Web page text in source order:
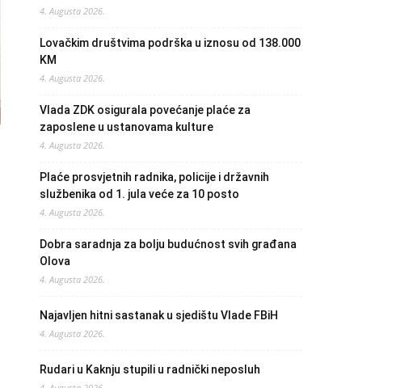
4. Augusta 2026.
Lovačkim društvima podrška u iznosu od 138.000
KM
4. Augusta 2026.
Vlada ZDK osigurala povećanje plaće za
zaposlene u ustanovama kulture
4. Augusta 2026.
Plaće prosvjetnih radnika, policije i državnih
službenika od 1. jula veće za 10 posto
4. Augusta 2026.
Dobra saradnja za bolju budućnost svih građana
Olova
4. Augusta 2026.
Najavljen hitni sastanak u sjedištu Vlade FBiH
4. Augusta 2026.
Rudari u Kaknju stupili u radnički neposluh